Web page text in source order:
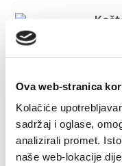
Ova web-stranica
Kolačiće
sadržaj i oglase,
analizirali promet.
naše web-lokacije
Multimédias
Office de tourisme
Safe in Dalmatia
fr